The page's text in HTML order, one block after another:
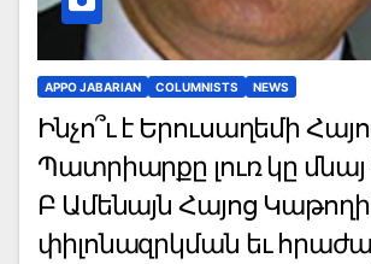
APPO JABARIAN COLUMNISTS NEWS
Ինչո՞ւ է Երուսաղեմի
Պատրիարքը լուռ կը
Բ Ամենայն Հայոց
փիլոնազրկման եւ